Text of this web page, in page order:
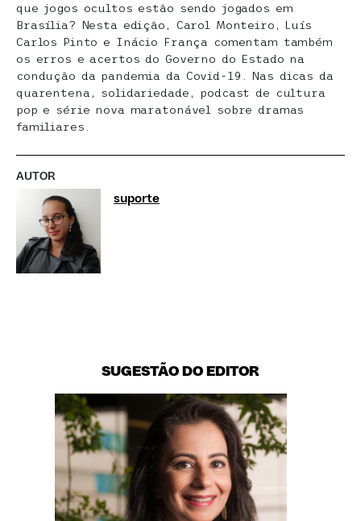
que jogos ocultos estão sendo jogados em
Brasília? Nesta edição, Carol Monteiro, Luís
Carlos Pinto e Inácio França comentam também
os erros e acertos do Governo do Estado na
condução da pandemia da Covid-19. Nas dicas da
quarentena, solidariedade, podcast de cultura
pop e série nova maratonável sobre dramas
familiares.
AUTOR
suporte
SUGESTÃO DO EDITOR